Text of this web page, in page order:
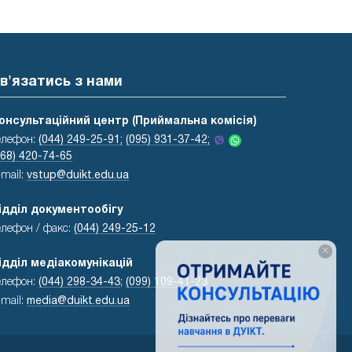
з нами
центр (Приймальна комісія)
(044) 249-25-91; (095) 931-37-42;
420-74-65
mail: vstup@duikt.edu.ua
документообігу
/ факс: (044) 249-25-12
медіакомунікацій
(044) 298-34-43; (099) 109-41-23
mail: media@duikt.edu.ua
×